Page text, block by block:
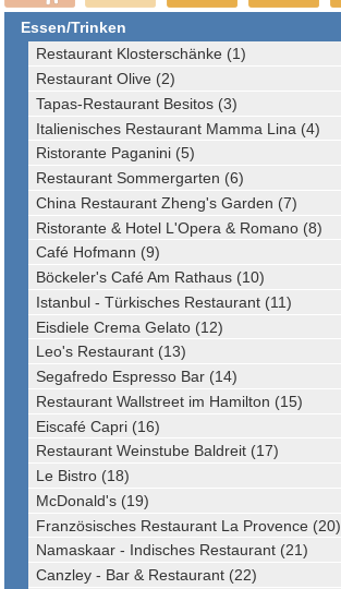
Essen/Trinken
Restaurant Klosterschänke (1)
Restaurant Olive (2)
Tapas-Restaurant Besitos (3)
Italienisches Restaurant Mamma Lina (4)
Ristorante Paganini (5)
Restaurant Sommergarten (6)
China Restaurant Zheng's Garden (7)
Ristorante & Hotel L'Opera & Romano (8)
Café Hofmann (9)
Böckeler's Café Am Rathaus (10)
Istanbul - Türkisches Restaurant (11)
Eisdiele Crema Gelato (12)
Leo's Restaurant (13)
Segafredo Espresso Bar (14)
Restaurant Wallstreet im Hamilton (15)
Eiscafé Capri (16)
Restaurant Weinstube Baldreit (17)
Le Bistro (18)
McDonald's (19)
Französisches Restaurant La Provence (20)
Namaskaar - Indisches Restaurant (21)
Canzley - Bar & Restaurant (22)